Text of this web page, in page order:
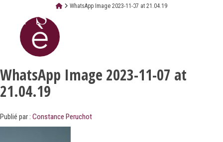
WhatsApp Image 2023-11-07 at 21.04.19
WhatsApp Image 2023-11-07 at
21.04.19
Publié par : Constance Peruchot